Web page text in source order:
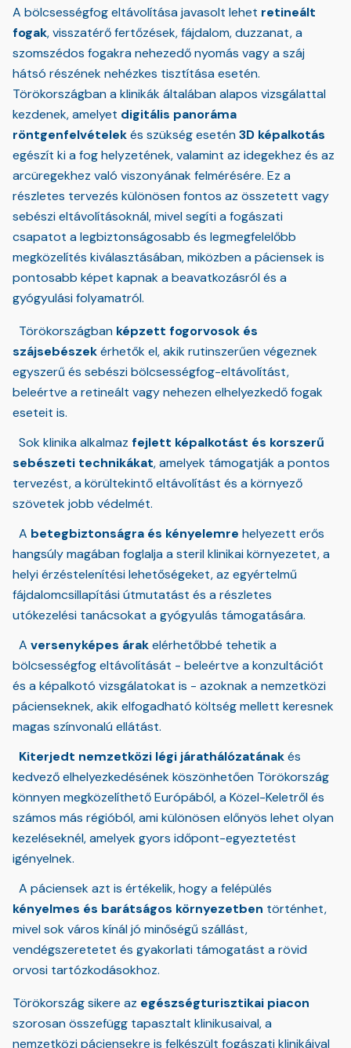
A bölcsességfog eltávolítása javasolt lehet retineált
fogak, visszatérő fertőzések, fájdalom, duzzanat, a
szomszédos fogakra nehezedő nyomás vagy a száj
hátsó részének nehézkes tisztítása esetén.
Törökországban a klinikák általában alapos vizsgálattal
kezdenek, amelyet digitális panoráma
röntgenfelvételekés szükség esetén3D képalkotás
egészít ki a fog helyzetének, valamint az idegekhez és az
arcüregekhez való viszonyának felmérésére. Ez a
részletes tervezés különösen fontos az összetett vagy
sebészi eltávolításoknál, mivel segíti a fogászati
csapatot a legbiztonságosabb és legmegfelelőbb
megközelítés kiválasztásában, miközben a páciensek is
pontosabb képet kapnak a beavatkozásról és a
gyógyulási folyamatról.
Törökországban képzett fogorvosok és
szájsebészekérhetők el, akik rutinszerűen végeznek
egyszerű és sebészi bölcsességfog-eltávolítást,
beleértve a retineált vagy nehezen elhelyezkedő fogak
eseteit is.
Sok klinika alkalmaz fejlett képalkotást és korszerű
sebészeti technikákat, amelyek támogatják a pontos
tervezést, a körültekintő eltávolítást és a környező
szövetek jobb védelmét.
A betegbiztonságra és kényelemre helyezett erős
hangsúly magában foglalja a steril klinikai környezetet, a
helyi érzéstelenítési lehetőségeket, az egyértelmű
fájdalomcsillapítási útmutatást és a részletes
utókezelési tanácsokat a gyógyulás támogatására.
A versenyképes árakelérhetőbbé tehetik a
bölcsességfog eltávolítását - beleértve a konzultációt
és a képalkotó vizsgálatokat is - azoknak a nemzetközi
pácienseknek, akik elfogadható költség mellett keresnek
magas színvonalú ellátást.
Kiterjedt nemzetközi légi járathálózatánakés
kedvező elhelyezkedésének köszönhetően Törökország
könnyen megközelíthető Európából, a Közel-Keletről és
számos más régióból, ami különösen előnyös lehet olyan
kezeléseknél, amelyek gyors időpont-egyeztetést
igényelnek.
A páciensek azt is értékelik, hogy a felépülés
kényelmes és barátságos környezetben történhet,
mivel sok város kínál jó minőségű szállást,
vendégszeretetet és gyakorlati támogatást a rövid
orvosi tartózkodásokhoz.
Törökország sikere az egészségturisztikai piacon
szorosan összefügg tapasztalt klinikusaival, a
nemzetközi páciensekre is felkészült fogászati klinikáival